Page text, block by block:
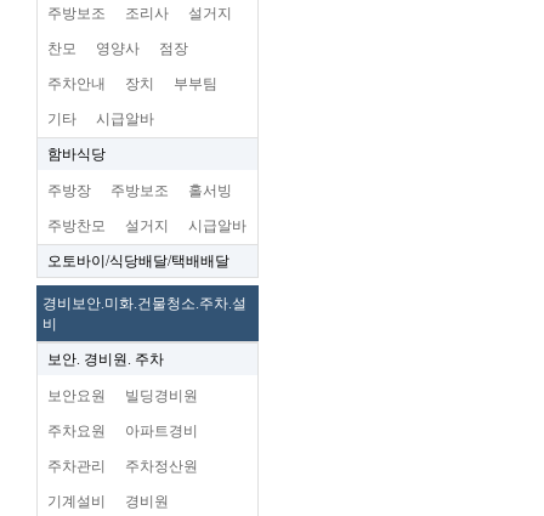
주방보조 조리사 설거지
찬모 영양사 점장
주차안내 장치 부부팀
기타 시급알바
함바식당
주방장 주방보조 홀서빙
주방찬모 설거지 시급알바
오토바이/식당배달/택배배달
경비보안.미화.건물청소.주차.설
비
보안. 경비원. 주차
보안요원 빌딩경비원
주차요원 아파트경비
주차관리 주차정산원
기계설비 경비원